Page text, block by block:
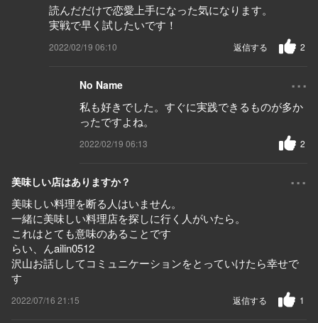
読んだだけで恋愛上手になった気になります。
実戦で早く試したいです！
2022/02/19 06:10 2
返信する
No Name ...
私も好きでした。すぐに実践できるものが多か
ったですよね。
2022/02/19 06:13 2
美味しい店はありますか？ ...
美味しい料理を断る人はいません。
一緒に美味しい料理店を探しに行く人がいたら。
これはとても意味のあることです
らい、んailin0512
沢山お話ししてコミュニケーションをとっていけたら幸せで
す
2022/07/16 21:15 1
返信する